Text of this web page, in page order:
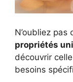
N’oubliez pas
propriétés
découvrir
besoins